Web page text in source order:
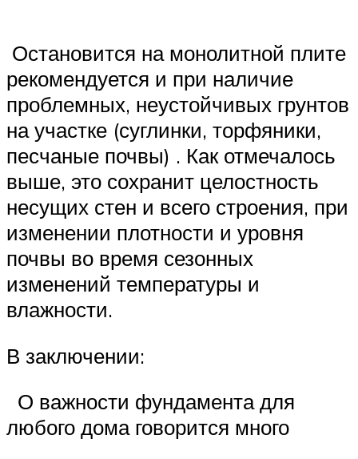
Остановится на монолитной плите
рекомендуется и при наличие
проблемных, неустойчивых грунтов
на участке (суглинки, торфяники,
песчаные почвы) . Как отмечалось
выше, это сохранит целостность
несущих стен и всего строения, при
изменении плотности и уровня
почвы во время сезонных
изменений температуры и
влажности.
В заключении:
О важности фундамента для
любого дома говорится много